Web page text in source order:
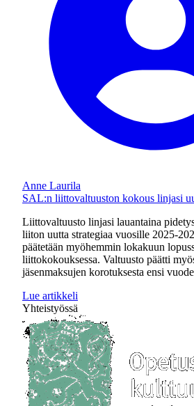
Anne Laurila
SAL:n liittovaltuuston kokous linjasi
Liittovaltuusto linjasi lauantaina
liiton uutta strategiaa vuosille 2025-
päätetään myöhemmin lokakuun
liittokokouksessa. Valtuusto päätti
jäsenmaksujen korotuksesta ensi
Lue artikkeli
Yhteistyössä